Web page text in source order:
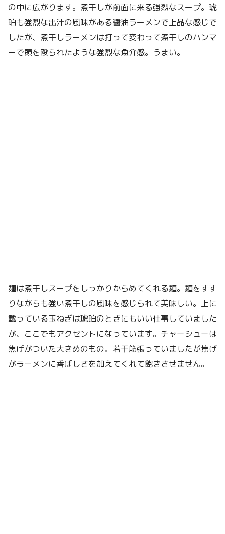
の中に広がります。煮干しが前面に来る強烈なスープ。琥
珀も強烈な出汁の風味がある醤油ラーメンで上品な感じで
したが、煮干しラーメンは打って変わって煮干しのハンマ
ーで頭を殴られたような強烈な魚介感。うまい。
麺は煮干しスープをしっかりからめてくれる麺。麺をすす
りながらも強い煮干しの風味を感じられて美味しい。上に
載っている玉ねぎは琥珀のときにもいい仕事していました
が、ここでもアクセントになっています。チャーシューは
焦げがついた大きめのもの。若干筋張っていましたが焦げ
がラーメンに香ばしさを加えてくれて飽きさせません。